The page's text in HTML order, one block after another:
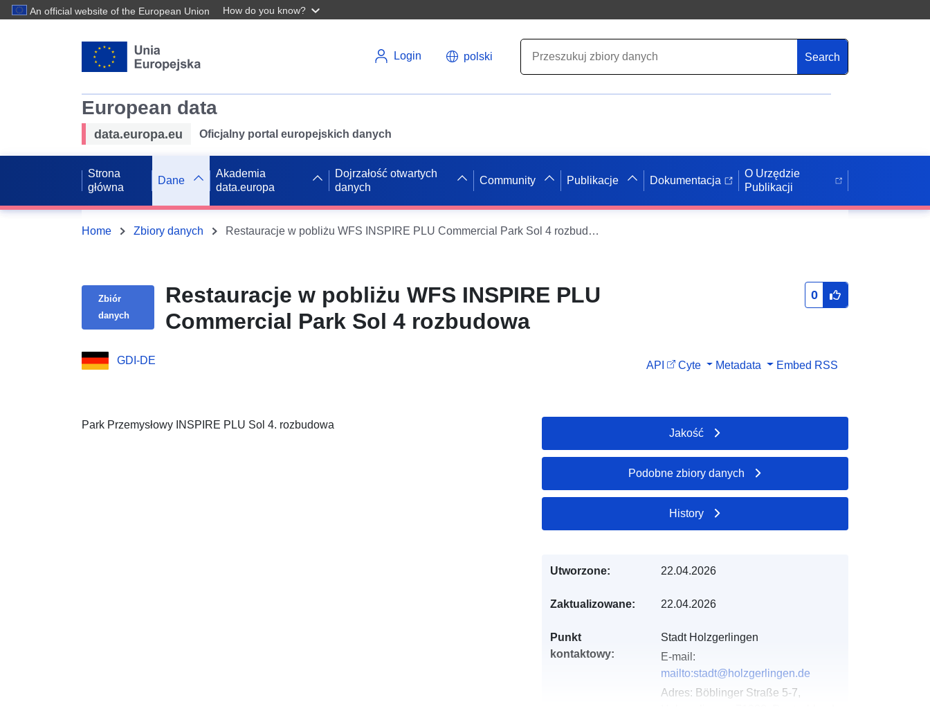
An official website of the European Union How do you know?
Login polski Search
European data
data.europa.eu Oficjalny portal europejskich danych
Strona
główna
Dane
Akademia
data.europa
Dojrzałość otwartych
danych
Community Publikacje Dokumentacja
O Urzędzie
Publikacji
Home Zbiory danych Restauracje w pobliżu WFS INSPIRE PLU Commercial Park Sol 4 rozbudowa
Zbiór
danych
Restauracje w pobliżu WFS INSPIRE PLU
Commercial Park Sol 4 rozbudowa
0
GDI-DE API Cyte Metadata Embed RSS
Park Przemysłowy INSPIRE PLU Sol 4. rozbudowa
Jakość
Podobne zbiory danych
History
Utworzone: 22.04.2026
Zaktualizowane: 22.04.2026
Punkt
kontaktowy:
Stadt Holzgerlingen
E-mail:
mailto:stadt@holzgerlingen.de
Adres: Böblinger Straße 5-7,